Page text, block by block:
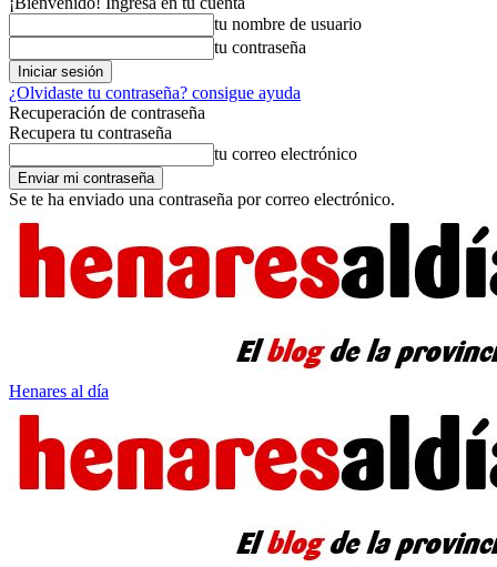
tu nombre de usuario
tu contraseña
¿Olvidaste tu contraseña? consigue ayuda
Recuperación de contraseña
Recupera tu contraseña
tu correo electrónico
Se te ha enviado una contraseña por correo electrónico.
Henares al día